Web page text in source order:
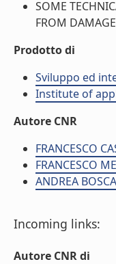
SOME
FROM
Prodotto di
Sviluppo ed
Institute of
Autore CNR
FRANCESCO
FRANCESCO
ANDREA
Incoming links:
Autore CNR di